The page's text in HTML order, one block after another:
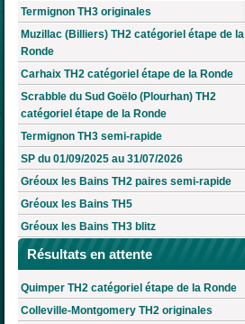
Termignon TH3 originales
Muzillac (Billiers) TH2 catégoriel étape de la
Ronde
Carhaix TH2 catégoriel étape de la Ronde
Scrabble du Sud Goëlo (Plourhan) TH2
catégoriel étape de la Ronde
Termignon TH3 semi-rapide
SP du 01/09/2025 au 31/07/2026
Gréoux les Bains TH2 paires semi-rapide
Gréoux les Bains TH5
Gréoux les Bains TH3 blitz
Résultats en attente
Quimper TH2 catégoriel étape de la Ronde
Colleville-Montgomery TH2 originales